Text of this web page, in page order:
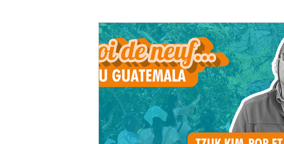
Terre des Hommes France Les Roues Cool
Ils nous soutiennent événement
partenariat environnement droit des